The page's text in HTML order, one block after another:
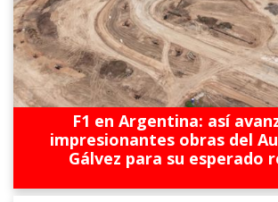
F1 en Argentina: así
impresionantes obras del
Gálvez para su esperado